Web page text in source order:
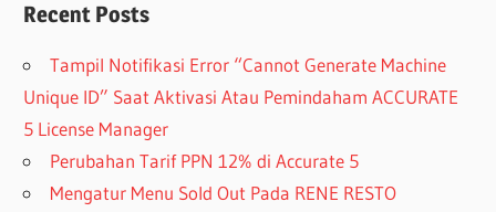
Recent Posts
Tampil Notifikasi Error “Cannot Generate Machine
Unique ID” Saat Aktivasi Atau Pemindaham ACCURATE
5 License Manager
Perubahan Tarif PPN 12% di Accurate 5
Mengatur Menu Sold Out Pada RENE RESTO